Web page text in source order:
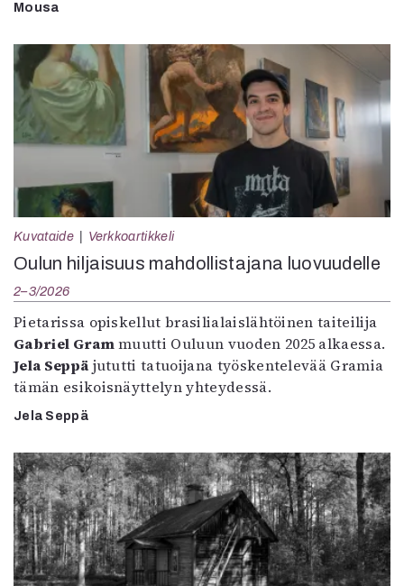
Mousa
Kuvataide Verkkoartikkeli
Oulun hiljaisuus mahdollistajana luovuudelle
2–3/2026
Pietarissa opiskellut brasilialaislähtöinen taiteilija
Gabriel Grammuutti Ouluun vuoden 2025 alkaessa.
Jela Seppä jututti tatuoijana työskentelevää Gramia
tämän esikoisnäyttelyn yhteydessä.
Jela Seppä